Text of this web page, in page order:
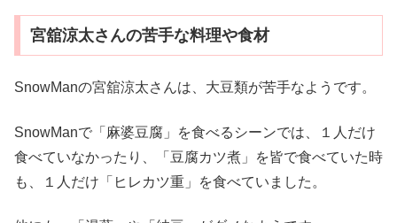
宮舘涼太さんの苦手な料理や食材
SnowManの宮舘涼太さんは、大豆類が苦手なようです。
SnowManで「麻婆豆腐」を食べるシーンでは、１人だけ
食べていなかったり、「豆腐カツ煮」を皆で食べていた時
も、１人だけ「ヒレカツ重」を食べていました。